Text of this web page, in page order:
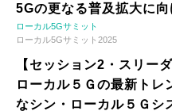
5Gの更なる普及拡大に向
ローカル5Gサミット
ローカル5Gサミット2025
【セッション2・スリー
ローカル５Ｇの最新ト
なシン・ローカル５Ｇシ